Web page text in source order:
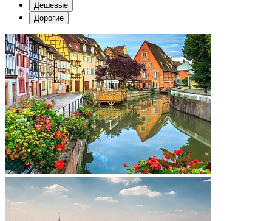
Дешевые
Дорогие